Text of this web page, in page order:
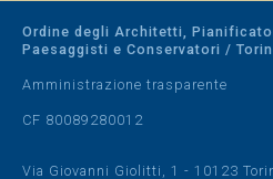
Ordine degli Architetti,
Paesaggisti e Conservatori /
Amministrazione trasparente
CF 80089280012
Via Giovanni Giolitti, 1 - 10123